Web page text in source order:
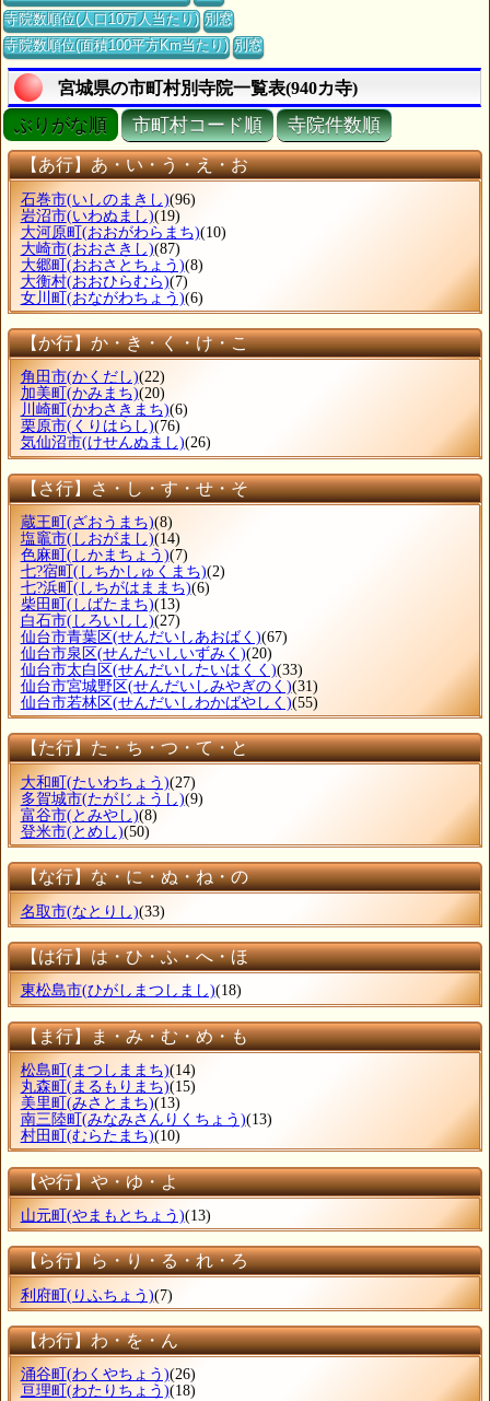
寺院数順位(人口10万人当たり) 別窓
寺院数順位(面積100平方Km当たり) 別窓
宮城県の市町村別寺院一覧表(940カ寺)
ぶりがな順 市町村コード順 寺院件数順
【あ行】あ・い・う・え・お
石巻市(いしのまきし)(96)
岩沼市(いわぬまし)(19)
大河原町(おおがわらまち)(10)
大崎市(おおさきし)(87)
大郷町(おおさとちょう)(8)
大衡村(おおひらむら)(7)
女川町(おながわちょう)(6)
【か行】か・き・く・け・こ
角田市(かくだし)(22)
加美町 (かみまち)(20)
川崎町 (かわさきまち)(6)
栗原市(くりはらし)(76)
気仙沼市(けせんぬまし)(26)
【さ行】さ・し・す・せ・そ
蔵王町 (ざおうまち)(8)
塩竈市(しおがまし)(14)
色麻町 (しかまちょう)(7)
七?宿町 (しちかしゅくまち)(2)
七?浜町 (しちがはままち)(6)
柴田町 (しばたまち)(13)
白石市(しろいしし)(27)
仙台市青葉区(せんだいしあおばく)(67)
仙台市泉区(せんだいしいずみく)(20)
仙台市太白区(せんだいしたいはくく)(33)
仙台市宮城野区(せんだいしみやぎのく)(31)
仙台市若林区(せんだいしわかばやしく)(55)
【た行】た・ち・つ・て・と
大和町 (たいわちょう)(27)
多賀城市(たがじょうし)(9)
富谷市(とみやし)(8)
登米市(とめし)(50)
【な行】な・に・ぬ・ね・の
名取市(なとりし)(33)
【は行】は・ひ・ふ・へ・ほ
東松島市(ひがしまつしまし)(18)
【ま行】ま・み・む・め・も
松島町 (まつしままち)(14)
丸森町 (まるもりまち)(15)
美里町 (みさとまち)(13)
南三陸町 (みなみさんりくちょう)(13)
村田町 (むらたまち)(10)
【や行】や・ゆ・よ
山元町 (やまもとちょう)(13)
【ら行】ら・り・る・れ・ろ
利府町(りふちょう)(7)
【わ行】わ・を・ん
涌谷町 (わくやちょう)(26)
亘理町 (わたりちょう)(18)